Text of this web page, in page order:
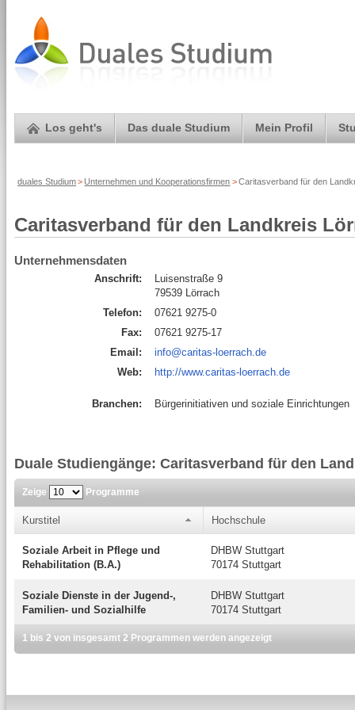
Los geht's Das duale Studium Mein Profil
duales Studium> Unternehmen und Kooperationsfirmen >Caritasverband für den
Caritasverband für den Landkreis
Unternehmensdaten
Anschrift:
Luisenstraße 9
79539 Lörrach
Telefon:
07621 9275-0
Fax:
07621 9275-17
Email:
info@caritas-loerrach.de
Web:
http://www.caritas-loerrach.de
Branchen: Bürgerinitiativen und soziale Einrichtungen
Duale Studiengänge: Caritasverband für den
Zeige Programme
Kurstitel Hochschule
Soziale Arbeit in Pflege und
Rehabilitation (B.A.)
DHBW Stuttgart
70174 Stuttgart
Soziale Dienste in der Jugend-,
Familien- und Sozialhilfe
DHBW Stuttgart
70174 Stuttgart
1 bis 2 von insgesamt 2 Programmen werden angezeigt